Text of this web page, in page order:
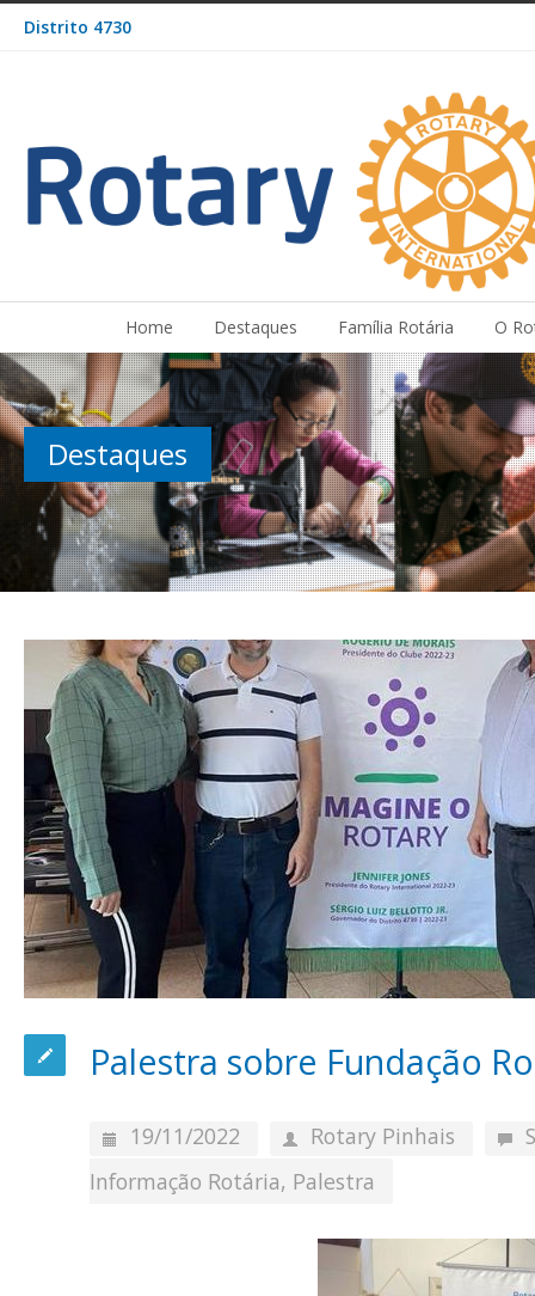
Distrito 4730
Home Destaques Família Rotária O
Destaques
Palestra sobre Fundação
19/11/2022 Rotary Pinhais
Informação Rotária, Palestra